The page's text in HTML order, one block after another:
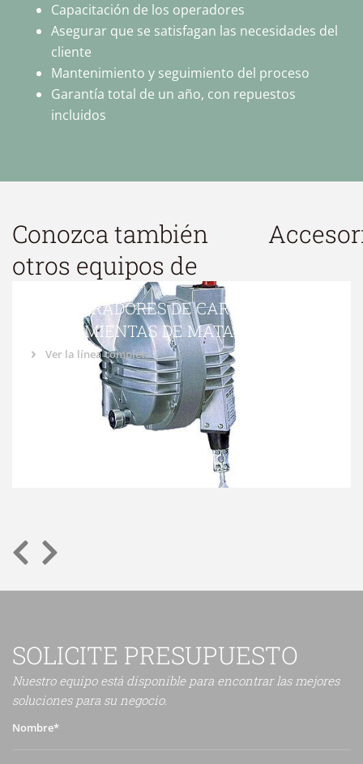
Capacitación de los operadores
Asegurar que se satisfagan las necesidades del
cliente
Mantenimiento y seguimiento del proceso
Garantía total de un año, con repuestos
incluidos
Conozca también
otros equipos de
EQUILIBRADORES DE CARGA PARA
HERRAMIENTAS DE MATADERO
Ver la línea completa
SOLICITE PRESUPUESTO
Nuestro equipo está disponible para encontrar las mejores
soluciones para su negocio.
Nombre*